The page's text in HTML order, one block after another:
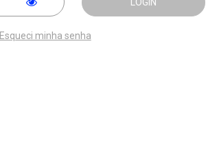
Esqueci minha senha